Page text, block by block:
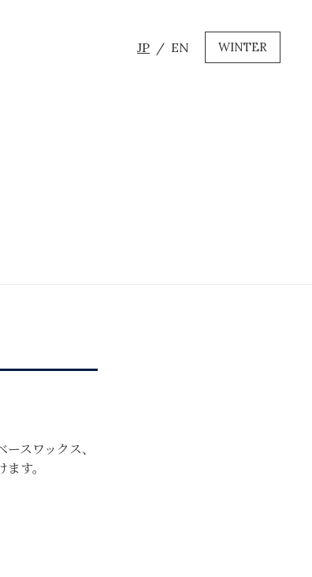
JP EN WINTER
スワックス、
す。